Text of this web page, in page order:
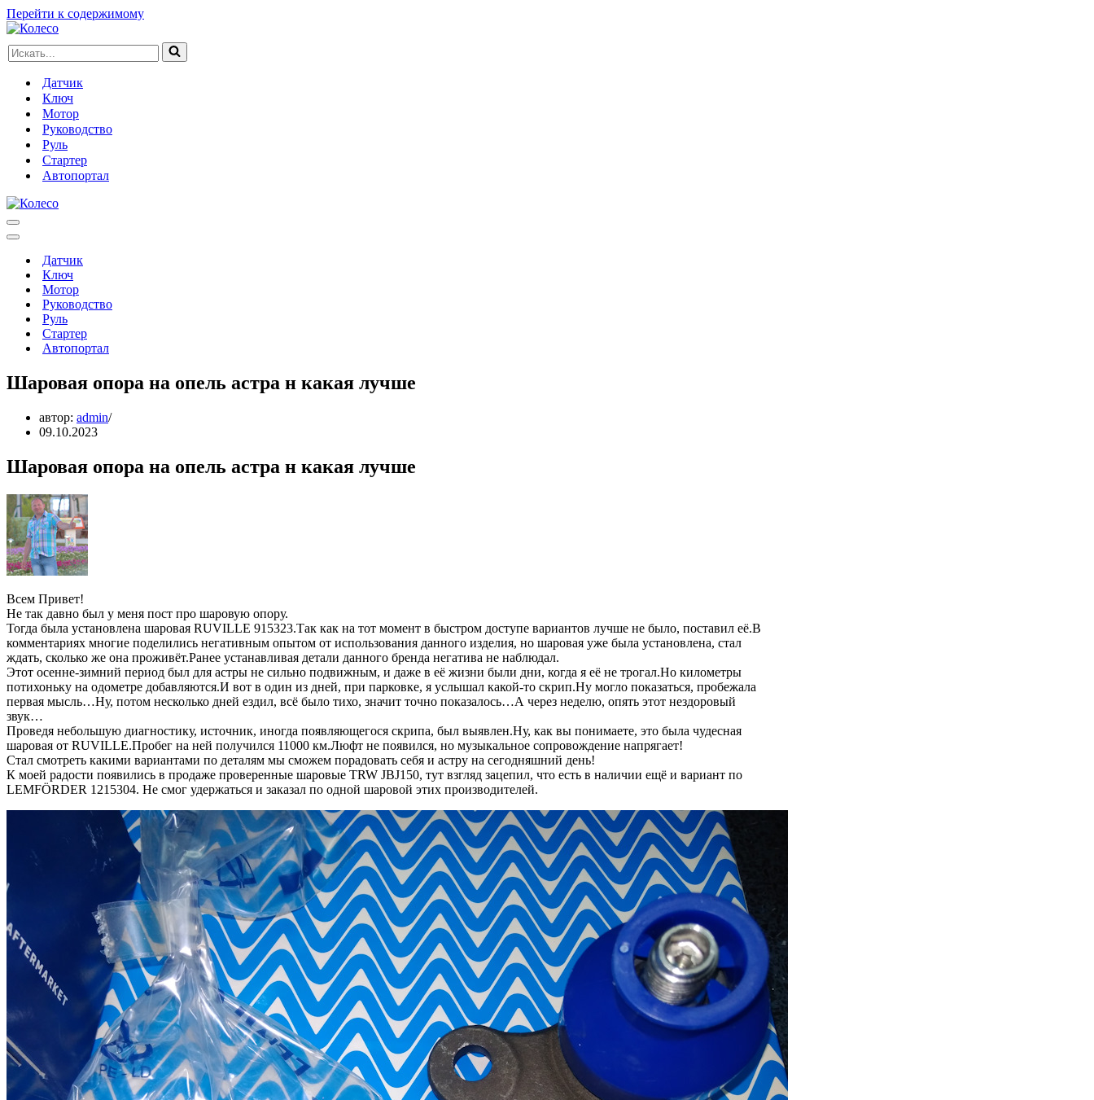
Перейти к содержимому
Искать...
Датчик
Ключ
Мотор
Руководство
Руль
Стартер
Автопортал
Меню
навигации
Меню
навигацииДатчик
Ключ
Мотор
Руководство
Руль
Стартер
Автопортал
Шаровая опора на опель астра н какая лучше
автор: admin
09.10.2023
Шаровая опора на опель астра н какая лучше
Всем Привет!
Не так давно был у меня пост про шаровую опору.
Тогда была установлена шаровая RUVILLE 915323.Так как на тот момент в быстром доступе вариантов лучше не было, поставил её.В
комментариях многие поделились негативным опытом от использования данного изделия, но шаровая уже была установлена, стал
ждать, сколько же она проживёт.Ранее устанавливая детали данного бренда негатива не наблюдал.
Этот осенне-зимний период был для астры не сильно подвижным, и даже в её жизни были дни, когда я её не трогал.Но километры
потихоньку на одометре добавляются.И вот в один из дней, при парковке, я услышал какой-то скрип.Ну могло показаться, пробежала
первая мысль…Ну, потом несколько дней ездил, всё было тихо, значит точно показалось…А через неделю, опять этот нездоровый
звук…
Проведя небольшую диагностику, источник, иногда появляющегося скрипа, был выявлен.Ну, как вы понимаете, это была чудесная
шаровая от RUVILLE.Пробег на ней получился 11000 км.Люфт не появился, но музыкальное сопровождение напрягает!
Стал смотреть какими вариантами по деталям мы сможем порадовать себя и астру на сегодняшний день!
К моей радости появились в продаже проверенные шаровые TRW JBJ150, тут взгляд зацепил, что есть в наличии ещё и вариант по
LEMFÖRDER 1215304. Не смог удержаться и заказал по одной шаровой этих производителей.